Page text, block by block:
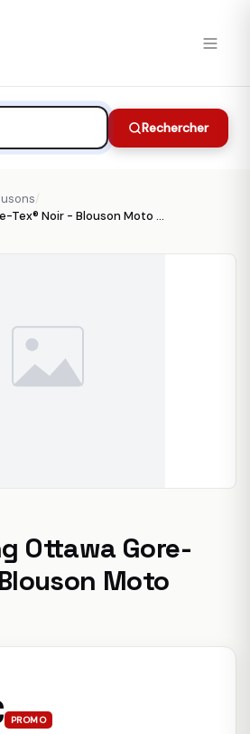
Rechercher
/
Veste Bering Ottawa Gore-Tex® Noir - Blouson Moto BERING
Ottawa Gore-
Moto
PROMO